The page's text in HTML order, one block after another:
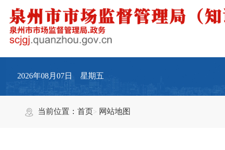
2026年08月07日 星期五
当前位置：首页 网站地图